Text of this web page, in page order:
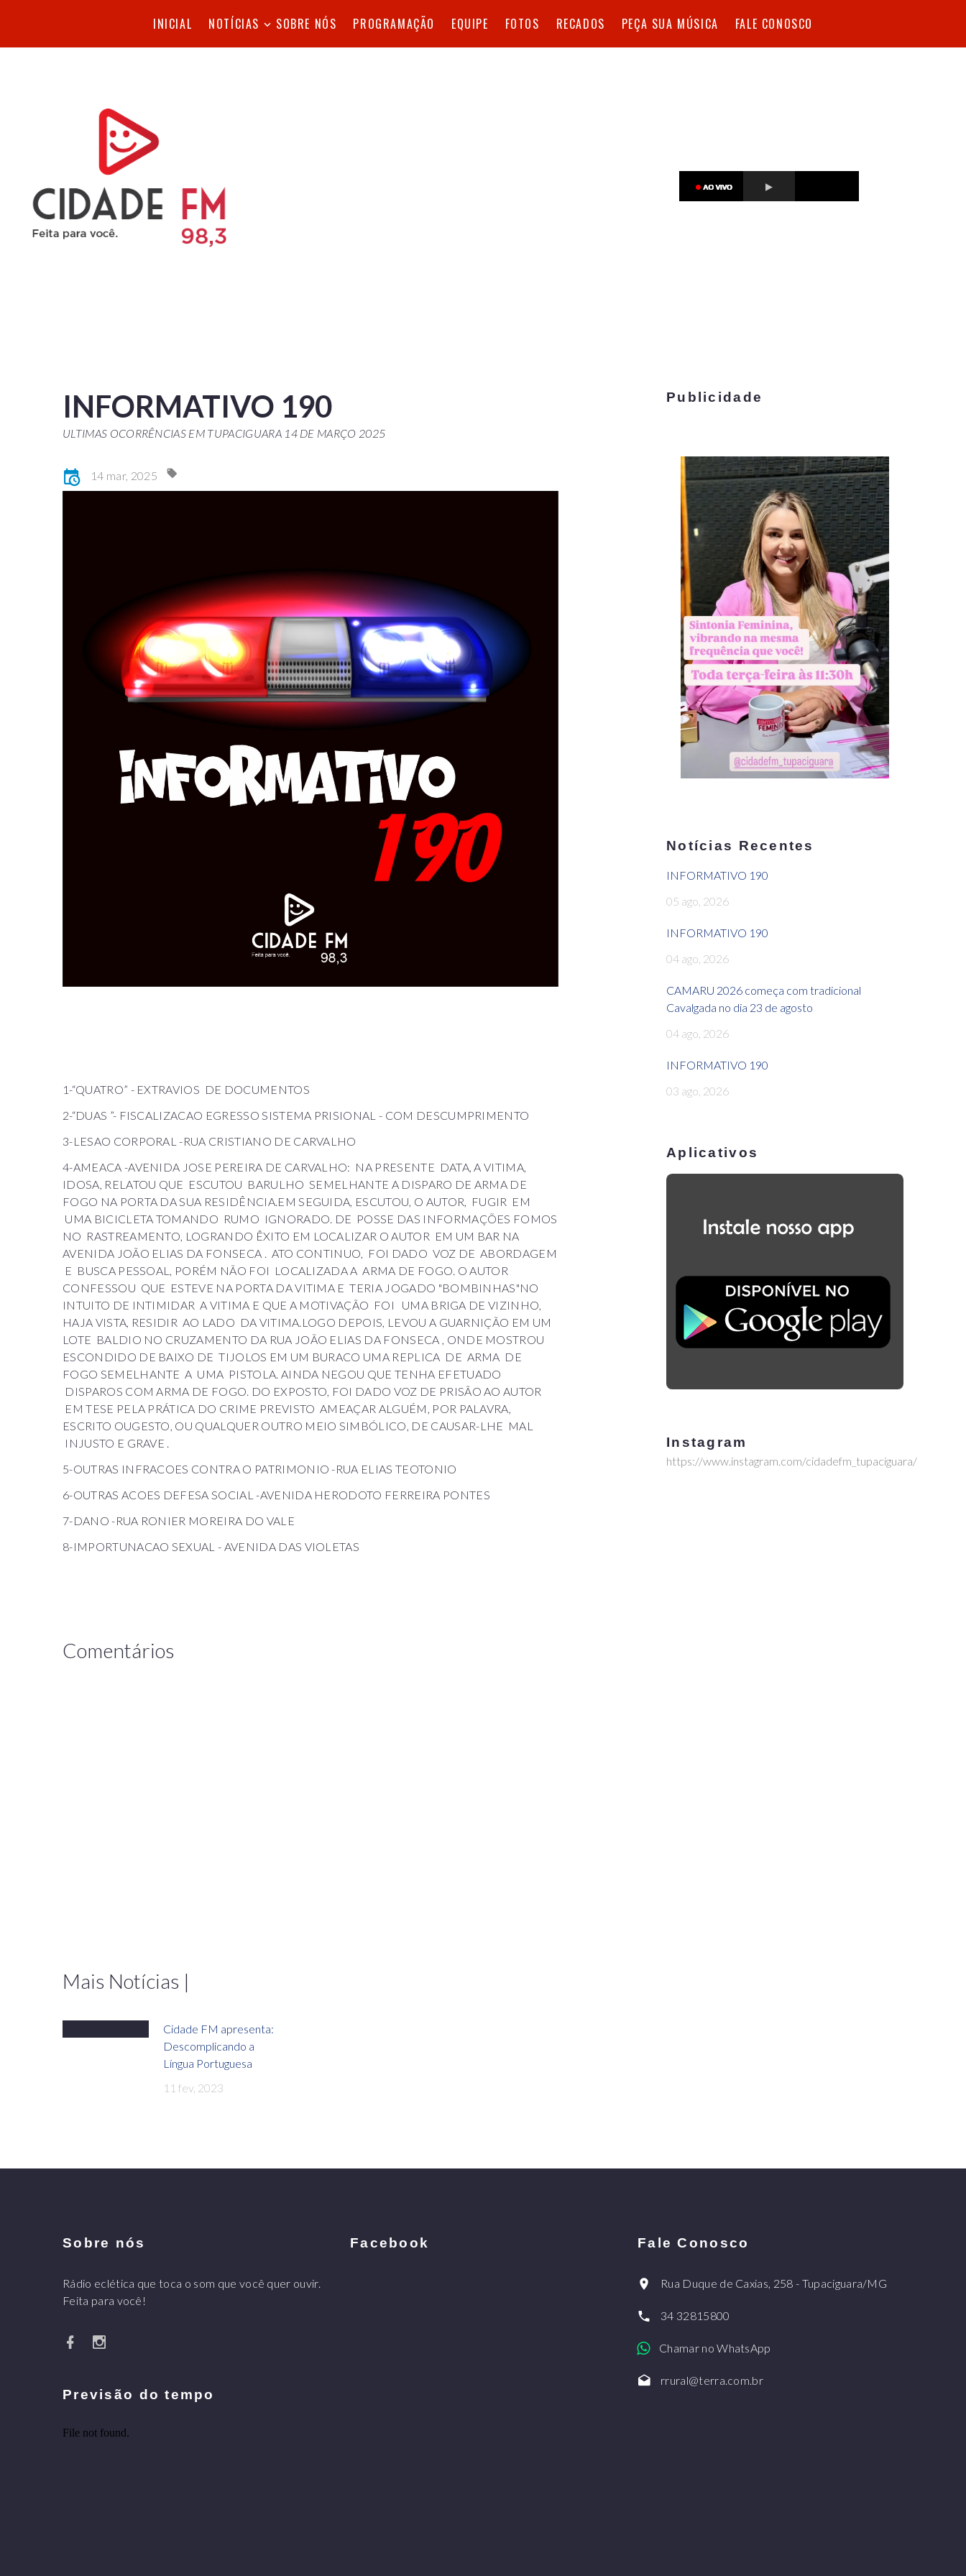
INICIAL NOTÍCIAS SOBRE NÓS PROGRAMAÇÃO EQUIPE FOTOS RECADOS PEÇA SUA MÚSICA FALE CONOSCO
INFORMATIVO 190
ULTIMAS OCORRÊNCIAS EM TUPACIGUARA 14 DE MARÇO 2025
14 mar, 2025
1-“QUATRO” - EXTRAVIOS DE DOCUMENTOS
2-“DUAS ”- FISCALIZACAO EGRESSO SISTEMA PRISIONAL - COM DESCUMPRIMENTO
3-LESAO CORPORAL -RUA CRISTIANO DE CARVALHO
4-AMEACA -AVENIDA JOSE PEREIRA DE CARVALHO: NA PRESENTE DATA, A VITIMA,
IDOSA, RELATOU QUE ESCUTOU BARULHO SEMELHANTE A DISPARO DE ARMA DE
FOGO NA PORTA DA SUA RESIDÊNCIA.EM SEGUIDA, ESCUTOU, O AUTOR, FUGIR EM
UMA BICICLETA TOMANDO RUMO IGNORADO. DE POSSE DAS INFORMAÇÕES FOMOS
NO RASTREAMENTO, LOGRANDO ÊXITO EM LOCALIZAR O AUTOR EM UM BAR NA
AVENIDA JOÃO ELIAS DA FONSECA . ATO CONTINUO, FOI DADO VOZ DE ABORDAGEM
E BUSCA PESSOAL, PORÉM NÃO FOI LOCALIZADA A ARMA DE FOGO. O AUTOR
CONFESSOU QUE ESTEVE NA PORTA DA VITIMA E TERIA JOGADO "BOMBINHAS"NO
INTUITO DE INTIMIDAR A VITIMA E QUE A MOTIVAÇÃO FOI UMA BRIGA DE VIZINHO,
HAJA VISTA, RESIDIR AO LADO DA VITIMA.LOGO DEPOIS, LEVOU A GUARNIÇÃO EM UM
LOTE BALDIO NO CRUZAMENTO DA RUA JOÃO ELIAS DA FONSECA , ONDE MOSTROU
ESCONDIDO DE BAIXO DE TIJOLOS EM UM BURACO UMA REPLICA DE ARMA DE
FOGO SEMELHANTE A UMA PISTOLA. AINDA NEGOU QUE TENHA EFETUADO
DISPAROS COM ARMA DE FOGO. DO EXPOSTO, FOI DADO VOZ DE PRISÃO AO AUTOR
EM TESE PELA PRÁTICA DO CRIME PREVISTO AMEAÇAR ALGUÉM, POR PALAVRA,
ESCRITO OUGESTO, OU QUALQUER OUTRO MEIO SIMBÓLICO, DE CAUSAR-LHE MAL
INJUSTO E GRAVE .
5-OUTRAS INFRACOES CONTRA O PATRIMONIO -RUA ELIAS TEOTONIO
6-OUTRAS ACOES DEFESA SOCIAL -AVENIDA HERODOTO FERREIRA PONTES
7-DANO -RUA RONIER MOREIRA DO VALE
8-IMPORTUNACAO SEXUAL - AVENIDA DAS VIOLETAS
Comentários
Mais Notícias |
Cidade FM apresenta:
Descomplicando a
Língua Portuguesa
11 fev, 2023
Publicidade
Notícias Recentes
INFORMATIVO 190
05 ago, 2026
INFORMATIVO 190
04 ago, 2026
CAMARU 2026 começa com tradicional
Cavalgada no dia 23 de agosto
04 ago, 2026
INFORMATIVO 190
03 ago, 2026
Aplicativos
Instagram
https://www.instagram.com/cidadefm_tupaciguara/
Sobre nós
Rádio eclética que toca o som que você quer ouvir.
Feita para você!
Previsão do tempo
Facebook Fale Conosco
Rua Duque de Caxias, 258 - Tupaciguara/MG
34 32815800
Chamar no WhatsApp
rrural@terra.com.br